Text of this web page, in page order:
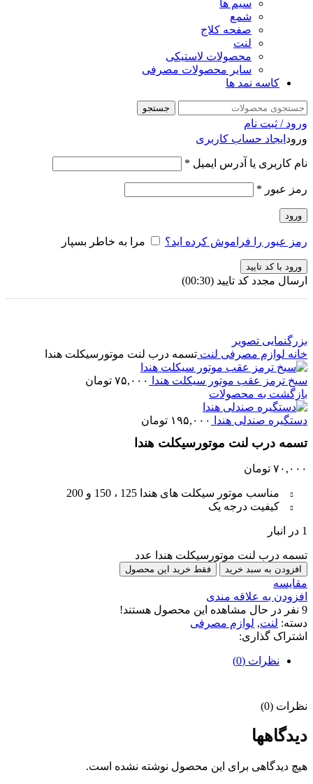
سیم ها
شمع
صفحه کلاج
لنت
محصولات لاستیکی
سایر محصولات مصرفی
کاسه نمد ها
جستجو
ورود / ثبت نام
ورود ایجاد حساب کاربری
نام کاربری یا آدرس ایمیل *
رمز عبور *
ورود
رمز عبور را فراموش کرده اید؟ مرا به خاطر بسپار
ورود با کد تایید
ارسال مجدد کد تایید (00:
30
)
بزرگنمایی تصویر
خانه لوازم مصرفی لنت تسمه درب لنت موتورسیکلت هندا
سیخ ترمز عقب موتور سیکلت هندا ۷۵,۰۰۰ تومان
بازگشت به محصولات
دستگیره صندلی هندا ۱۹۵,۰۰۰ تومان
تسمه درب لنت موتورسیکلت هندا
۷۰,۰۰۰ تومان
مناسب موتور سیکلت های هندا 125 ، 150 و 200
کیفیت درجه یک
1 در انبار
تسمه درب لنت موتورسیکلت هندا عدد
افزودن به سبد خرید فقط خرید این محصول
مقایسه
افزودن به علاقه مندی
9 نفر در حال مشاهده این محصول هستند!
دسته: لنت, لوازم مصرفی
اشتراک گذاری:
نظرات (0)
نظرات (0)
دیدگاهها
هیچ دیدگاهی برای این محصول نوشته نشده است.